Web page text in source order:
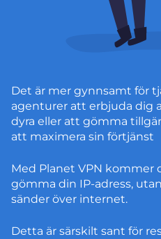
Det är mer gynnsamt för
agenturer att erbjuda dig
dyra eller att gömma
att maximera sin förtjänst
Med Planet VPN kommer
gömma din IP-adress,
sänder över internet.
Detta är särskilt sant för